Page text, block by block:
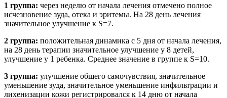
1 группа: через неделю от начала лечения отмечено полное
исчезновение зуда, отека и эритемы. На 28 день лечения
значительное улучшение к S=7.
2 группа: положительная динамика с 5 дня от начала лечения,
на 28 день терапии значительное улучшение у 8 детей,
улучшение у 1 ребенка. Среднее значение в группе к S=10.
3 группа: улучшение общего самочувствия, значительное
уменьшение зуда, значительное уменьшение инфильтрации и
лихенизации кожи регистрировался к 14 дню от начала